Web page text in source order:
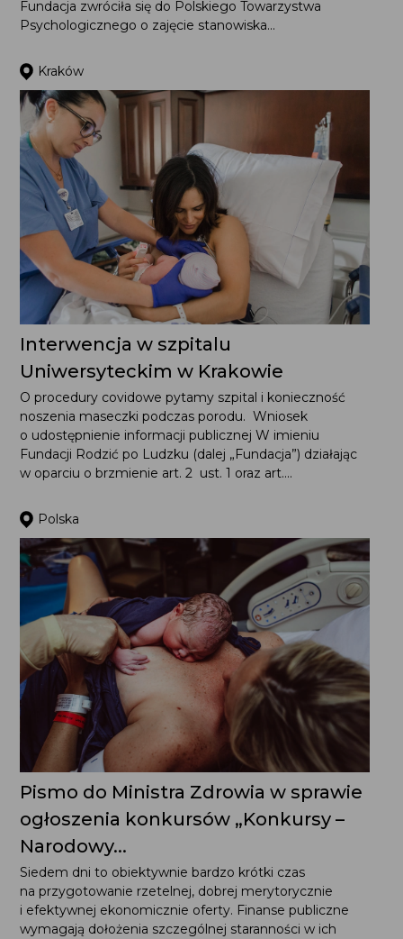
Psychologicznego o zajęcie stanowiska...
Interwencja w szpitalu
Uniwersyteckim w Krakowie
O procedury covidowe pytamy szpital i konieczność
noszenia maseczki podczas porodu. Wniosek
o udostępnienie informacji publicznej W imieniu Fundacji
Rodzić po Ludzku (dalej „Fundacja”) działając w oparciu
o brzmienie art. 2 ust. 1 oraz art....
Polska
Pismo do Ministra Zdrowia w sprawie
ogłoszenia konkursów „Konkursy –
Narodowy...
Siedem dni to obiektywnie bardzo krótki czas
na przygotowanie rzetelnej, dobrej merytorycznie
i efektywnej ekonomicznie oferty. Finanse publiczne
wymagają dołożenia szczególnej staranności w ich